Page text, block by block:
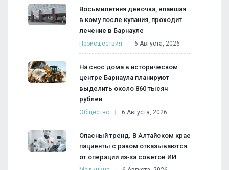
Восьмилетняя девочка, впавшая
в кому после купания, проходит
лечение в Барнауле
Происшествия 6 Августа, 2026
На снос дома в историческом
центре Барнаула планируют
выделить около 860 тысяч
рублей
Общество 6 Августа, 2026
Опасный тренд. В Алтайском крае
пациенты с раком отказываются
от операций из‑за советов ИИ